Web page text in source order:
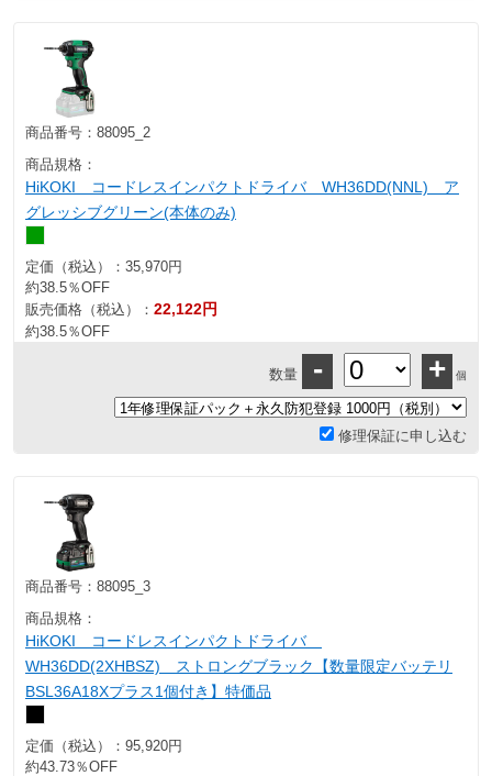
商品番号： 88095_2
商品規格：
HiKOKI コードレスインパクトドライバ WH36DD(NNL) ア
グレッシブグリーン(本体のみ)
定価（税込）： 35,970円
約38.5％OFF
販売価格（税込）： 22,122円
約38.5％OFF
数量 - + 個
修理保証に申し込む
商品番号： 88095_3
商品規格：
HiKOKI コードレスインパクトドライバ
WH36DD(2XHBSZ) ストロングブラック【数量限定バッテリ
BSL36A18Xプラス1個付き】特価品
定価（税込）： 95,920円
約43.73％OFF